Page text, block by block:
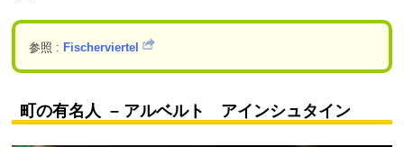
参照 : Fischerviertel
町の有名人 – アルベルト アインシュタイン